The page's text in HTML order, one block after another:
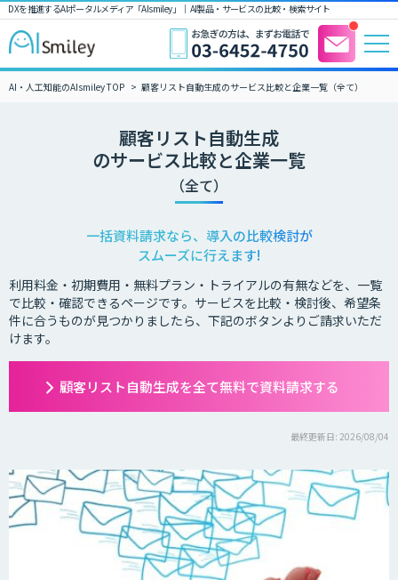
DXを推進するAIポータルメディア「AIsmiley」｜ AI製品・サービスの比較・検索サイト
AI・人工知能のAIsmiley TOP 顧客リスト自動生成のサービス比較と企業一覧（全て）
顧客リスト自動生成
のサービス比較と企業一覧
（全て）
一括資料請求なら、導入の比較検討が
スムーズに行えます!
利用料金・初期費用・無料プラン・トライアルの有無などを、一覧
で比較・確認できるページです。サービスを比較・検討後、希望条
件に合うものが見つかりましたら、下記のボタンよりご請求いただ
けます。
顧客リスト自動生成を全て無料で資料請求する
最終更新日: 2026/08/04